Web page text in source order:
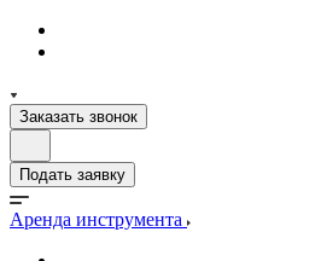
Заказать звонок
Подать заявку
Аренда инструмента